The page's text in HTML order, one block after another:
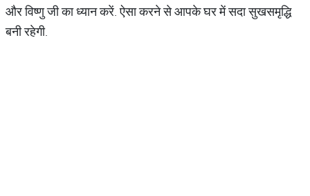
और विष्णु जी का ध्यान करें. ऐसा करने से आपके घर में सदा सुखसमृद्धि
बनी रहेगी.